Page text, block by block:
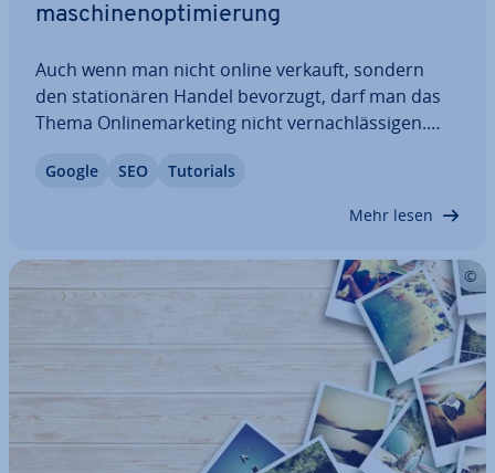
ma­schi­nen­op­ti­mie­rung
Auch wenn man nicht online verkauft, sondern
den sta­tio­nä­ren Handel bevorzugt, darf man das
Thema On­line­mar­ke­ting nicht ver­nach­läs­si­gen.
lich­kei­ten in ihrer Nähe. Wer bei den lokalen Such­
Google SEO Tutorials
Mehr lesen